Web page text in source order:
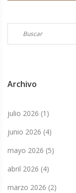
Archivo
julio 2026 (1)
junio 2026 (4)
mayo 2026 (5)
abril 2026 (4)
marzo 2026 (2)